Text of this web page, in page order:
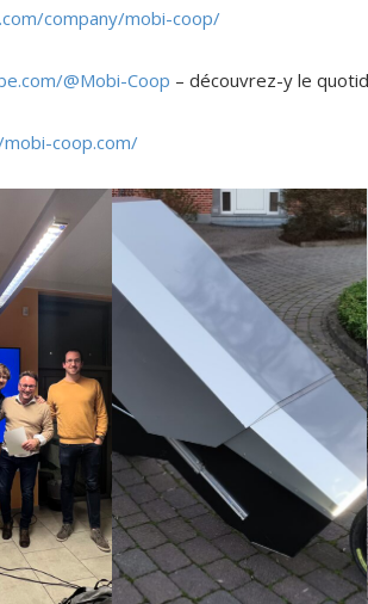
company/mobi-coop/
@Mobi-Coop – découvrez-y le
coop.com/